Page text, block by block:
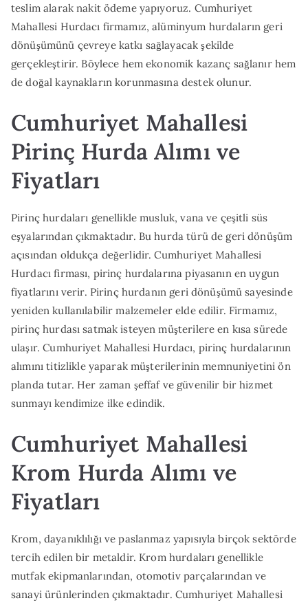
teslim alarak nakit ödeme yapıyoruz. Cumhuriyet
Mahallesi Hurdacı firmamız, alüminyum hurdaların geri
dönüşümünü çevreye katkı sağlayacak şekilde
gerçekleştirir. Böylece hem ekonomik kazanç sağlanır hem
de doğal kaynakların korunmasına destek olunur.
Cumhuriyet Mahallesi
Pirinç Hurda Alımı ve
Fiyatları
Pirinç hurdaları genellikle musluk, vana ve çeşitli süs
eşyalarından çıkmaktadır. Bu hurda türü de geri dönüşüm
açısından oldukça değerlidir. Cumhuriyet Mahallesi
Hurdacı firması, pirinç hurdalarına piyasanın en uygun
fiyatlarını verir. Pirinç hurdanın geri dönüşümü sayesinde
yeniden kullanılabilir malzemeler elde edilir. Firmamız,
pirinç hurdası satmak isteyen müşterilere en kısa sürede
ulaşır. Cumhuriyet Mahallesi Hurdacı, pirinç hurdalarının
alımını titizlikle yaparak müşterilerinin memnuniyetini ön
planda tutar. Her zaman şeffaf ve güvenilir bir hizmet
sunmayı kendimize ilke edindik.
Cumhuriyet Mahallesi
Krom Hurda Alımı ve
Fiyatları
Krom, dayanıklılığı ve paslanmaz yapısıyla birçok sektörde
tercih edilen bir metaldir. Krom hurdaları genellikle
mutfak ekipmanlarından, otomotiv parçalarından ve
sanayi ürünlerinden çıkmaktadır. Cumhuriyet Mahallesi